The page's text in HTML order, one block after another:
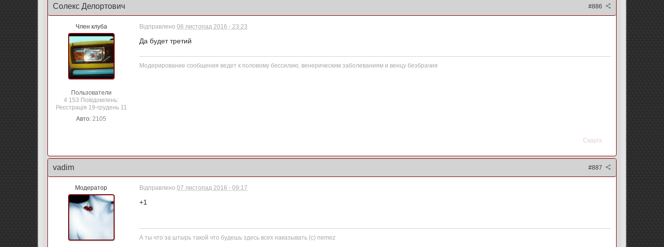
#886
Солекс Делортович
Член клуба
Пользователи
4 153 Повідомлень:
Реєстрація 19-грудень 11
Авто: 2105
Відправлено06 листопад 2016 - 23:23
Да будет третий
Модерирование сообщения ведет к половому бессилию, венерическим заболеваниям и венцу безбрачия
Скарга
#887
vadim
Модератор Відправлено07 листопад 2016 - 09:17
+1
А ты что за штырь такой что будешь здесь всех наказывать (с) nemez